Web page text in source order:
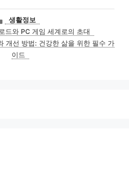
카
테
고
리
생활정보
드와 PC 게임 세계로의 초대
개선 방법: 건강한 삶을 위한 필수 가
이드